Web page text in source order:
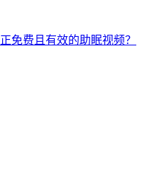
免费且有效的助眠视频？